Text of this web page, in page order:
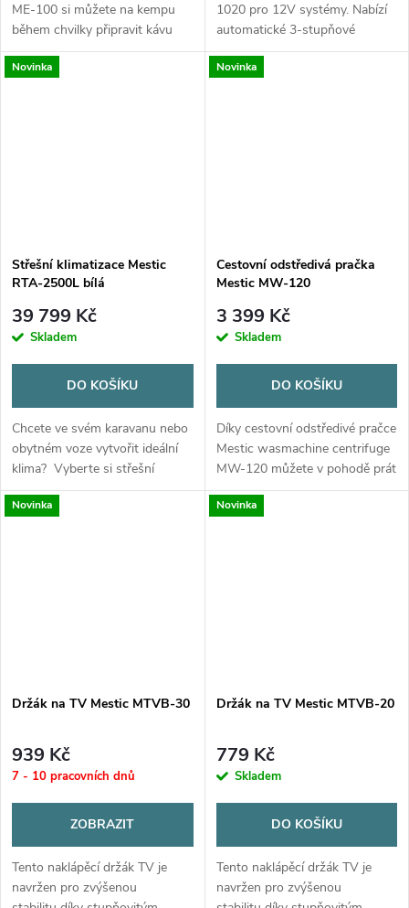
ME-100 si můžete na kempu
během chvilky připravit kávu
hodnou baristy. Vložte svou
oblíbenou espresso kapsli,
1020 pro 12V systémy. Nabízí
automatické 3-stupňové
nabíjení (bulk, absorpce,
udržovací) s maximálním...
Novinka
Střešní klimatizace Mestic
RTA-2500L bílá
39 799 Kč
Skladem
DO KOŠÍKU
Chcete ve svém karavanu nebo
obytném voze vytvořit ideální
klima? Vyberte si střešní
klimatizaci Mestic RTA-
2500L! Střešní
Novinka
Cestovní odstředivá pračka
Mestic MW-120
3 399 Kč
Skladem
DO KOŠÍKU
Díky cestovní odstředivé pračce
Mestic wasmachine centrifuge
MW-120 můžete v pohodě prát
i v kempu a užívat si čistého a
voňavého oblečení, ať jste
Novinka
Držák na TV Mestic MTVB-30
939 Kč
7 - 10 pracovních dnů
ZOBRAZIT
Tento naklápěcí držák TV je
navržen pro zvýšenou
Novinka
Držák na TV Mestic MTVB-20
779 Kč
Skladem
DO KOŠÍKU
Tento naklápěcí držák TV je
navržen pro zvýšenou